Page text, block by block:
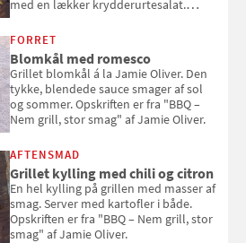
med en lækker krydderurtesalat.
smag" af Jamie Oliver.
FORRET
Blomkål med romesco
Grillet blomkål á la Jamie Oliver. Den
tykke, blendede sauce smager af sol
og sommer. Opskriften er fra "BBQ –
Nem grill, stor smag" af Jamie Oliver.
AFTENSMAD
Grillet kylling med chili og citron
En hel kylling på grillen med masser af
smag. Server med kartofler i både.
Opskriften er fra "BBQ – Nem grill, stor
smag" af Jamie Oliver.